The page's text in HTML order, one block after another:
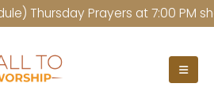
Prayers at 7:00 PM